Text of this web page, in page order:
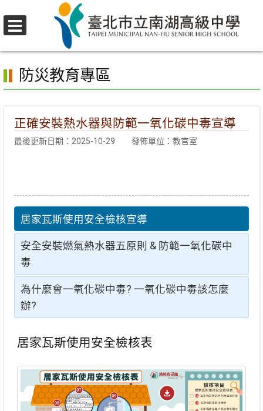
至
容
防災專區
防災教育專區
正確安裝熱水器與防範一氧化碳中毒宣導
最後更新日期：2025-10-29 發佈單位：教官室
居家瓦斯使用安全檢核宣導
安全安裝燃氣熱水器五原則 & 防範一氧化碳中
毒
為什麼會一氧化碳中毒? 一氧化碳中毒該怎麼
辦?
居家瓦斯使用安全檢核表
選
單